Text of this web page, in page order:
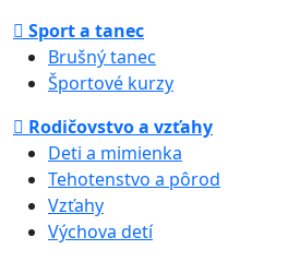
Sport a tanec
Brušný tanec
Športové kurzy
Rodičovstvo a vzťahy
Deti a mimienka
Tehotenstvo a pôrod
Vzťahy
Výchova detí